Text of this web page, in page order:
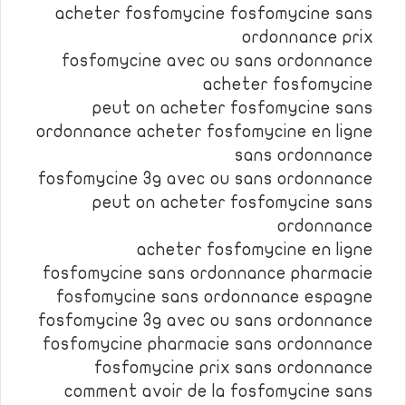
acheter fosfomycine fosfomycine sans
ordonnance prix
fosfomycine avec ou sans ordonnance
acheter fosfomycine
peut on acheter fosfomycine sans
ordonnance acheter fosfomycine en ligne
sans ordonnance
fosfomycine 3g avec ou sans ordonnance
peut on acheter fosfomycine sans
ordonnance
acheter fosfomycine en ligne
fosfomycine sans ordonnance pharmacie
fosfomycine sans ordonnance espagne
fosfomycine 3g avec ou sans ordonnance
fosfomycine pharmacie sans ordonnance
fosfomycine prix sans ordonnance
comment avoir de la fosfomycine sans